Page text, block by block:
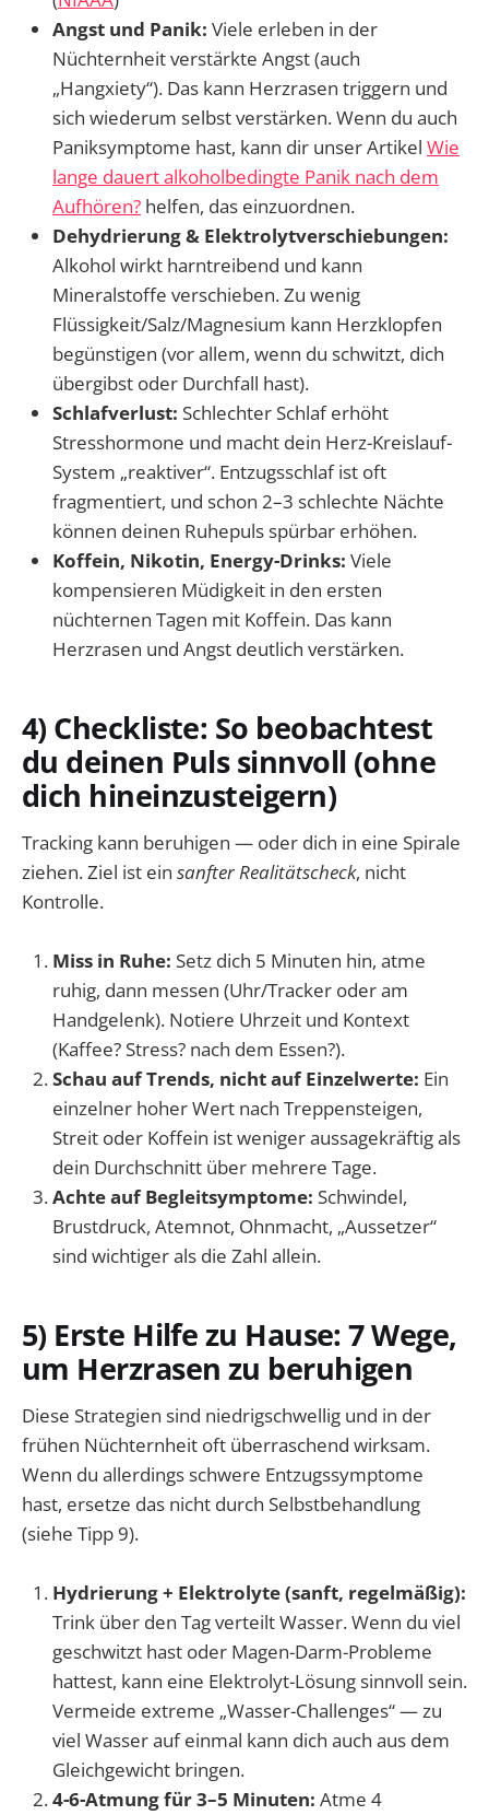
Angst und Panik: Viele erleben in der
Nüchternheit verstärkte Angst (auch
„Hangxiety“). Das kann Herzrasen triggern und
sich wiederum selbst verstärken. Wenn du auch
Paniksymptome hast, kann dir unser Artikel Wie
lange dauert alkoholbedingte Panik nach dem
Aufhören? helfen, das einzuordnen.
Dehydrierung & Elektrolytverschiebungen:
Alkohol wirkt harntreibend und kann
Mineralstoffe verschieben. Zu wenig
Flüssigkeit/Salz/Magnesium kann Herzklopfen
begünstigen (vor allem, wenn du schwitzt, dich
übergibst oder Durchfall hast).
Schlafverlust: Schlechter Schlaf erhöht
Stresshormone und macht dein Herz-Kreislauf-
System „reaktiver“. Entzugsschlaf ist oft
fragmentiert, und schon 2–3 schlechte Nächte
können deinen Ruhepuls spürbar erhöhen.
Koffein, Nikotin, Energy-Drinks: Viele
kompensieren Müdigkeit in den ersten
nüchternen Tagen mit Koffein. Das kann
Herzrasen und Angst deutlich verstärken.
4) Checkliste: So beobachtest
du deinen Puls sinnvoll (ohne
dich hineinzusteigern)
Tracking kann beruhigen — oder dich in eine Spirale
ziehen. Ziel ist ein sanfter Realitätscheck, nicht
Kontrolle.
Miss in Ruhe: Setz dich 5 Minuten hin, atme
ruhig, dann messen (Uhr/Tracker oder am
Handgelenk). Notiere Uhrzeit und Kontext
(Kaffee? Stress? nach dem Essen?).
Schau auf Trends, nicht auf Einzelwerte: Ein
einzelner hoher Wert nach Treppensteigen,
Streit oder Koffein ist weniger aussagekräftig als
dein Durchschnitt über mehrere Tage.
Achte auf Begleitsymptome: Schwindel,
Brustdruck, Atemnot, Ohnmacht, „Aussetzer“
sind wichtiger als die Zahl allein.
5) Erste Hilfe zu Hause: 7 Wege,
um Herzrasen zu beruhigen
Diese Strategien sind niedrigschwellig und in der
frühen Nüchternheit oft überraschend wirksam.
Wenn du allerdings schwere Entzugssymptome
hast, ersetze das nicht durch Selbstbehandlung
(siehe Tipp 9).
Hydrierung + Elektrolyte (sanft, regelmäßig):
Trink über den Tag verteilt Wasser. Wenn du viel
geschwitzt hast oder Magen-Darm-Probleme
hattest, kann eine Elektrolyt-Lösung sinnvoll sein.
Vermeide extreme „Wasser-Challenges“ — zu
viel Wasser auf einmal kann dich auch aus dem
Gleichgewicht bringen.
4-6-Atmung für 3–5 Minuten: Atme 4